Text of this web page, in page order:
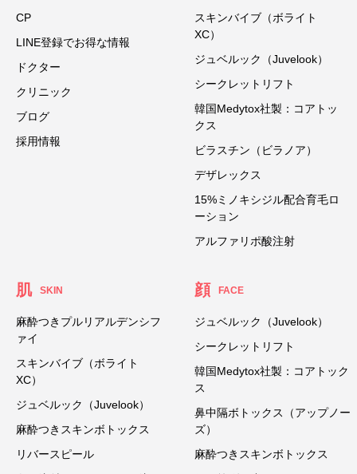
CP
LINE登録でお得な情報
ドクター
クリニック
ブログ
採用情報
スキンバイブ（ボライト
XC）
ジュベルック（Juvelook）
シークレットリフト
韓国Medytox社製：コアトッ
クス
ビラスチン（ビラノア）
デザレックス
15%ミノキシジル配合育毛ロ
ーション
アルファリポ酸注射
肌 SKIN
麻酔つきプルリアルデンシフ
ァイ
スキンバイブ（ボライト
XC）
ジュベルック（Juvelook）
麻酔つきスキンボトックス
リバースピール
顔 FACE
ジュベルック（Juvelook）
シークレットリフト
韓国Medytox社製：コアトック
ス
鼻中隔ボトックス（アップノー
ズ）
麻酔つきスキンボトックス